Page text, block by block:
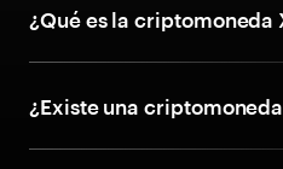
¿Qué es la criptomoneda
¿Existe una